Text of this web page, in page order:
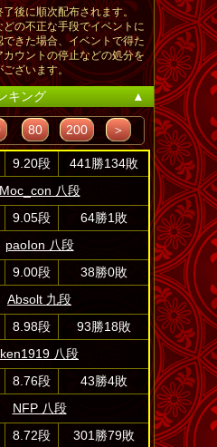
後に順次配布されます。
の不正な手段でイベントに
きた場合、イベントで得た
ウントの停止などの処分を
ございます。
キング ▲
80 200 ＞
9.20段
441勝134敗
Moc_con 八段
9.05段
64勝1敗
paoIon 八段
9.00段
38勝0敗
Absolt 九段
8.98段
93勝18敗
ken1919 八段
8.76段
43勝4敗
NFP 八段
8.72段
301勝79敗